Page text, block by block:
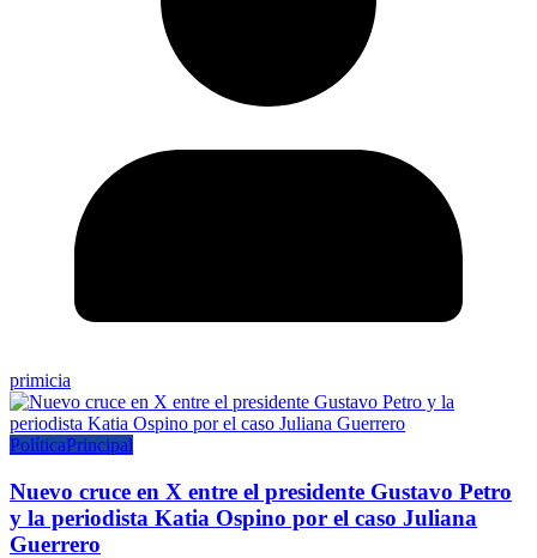
primicia
PolíticaPrincipal
Nuevo cruce en X entre el presidente Gustavo Petro
y la periodista Katia Ospino por el caso Juliana
Guerrero